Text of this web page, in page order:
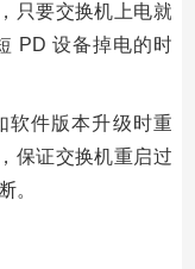
只要交换机上电就
PD 设备掉电的时
软件版本升级时重
保证交换机重启过
。